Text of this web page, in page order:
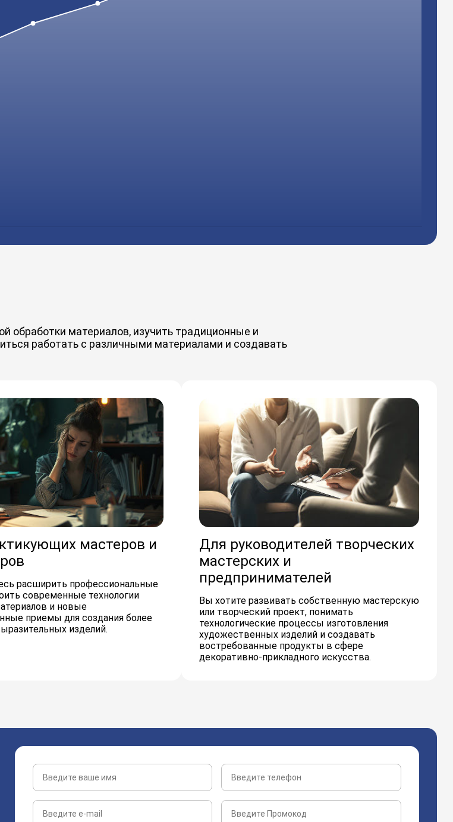
обработки материалов, изучить традиционные и
работать с различными материалами и создавать
мастеров и
расширить профессиональные
современные технологии
и новые
приемы для создания более
изделий.
Для руководителей творческих
мастерских и
предпринимателей
Вы хотите развивать собственную мастерскую
или творческий проект, понимать
технологические процессы изготовления
художественных изделий и создавать
востребованные продукты в сфере
декоративно-прикладного искусства.